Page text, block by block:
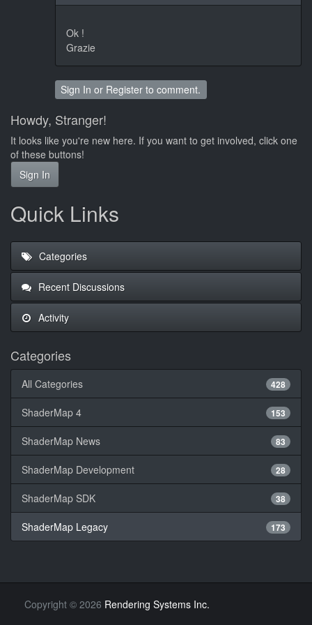
Ok !
Grazie
Sign In or Register to comment.
Howdy, Stranger!
It looks like you're new here. If you want to get involved, click one
of these buttons!
Sign In
Quick Links
Categories
Recent Discussions
Activity
Categories
428
All Categories
153
ShaderMap 4
83
ShaderMap News
28
ShaderMap Development
38
ShaderMap SDK
173
ShaderMap Legacy
Copyright © 2026 Rendering Systems Inc.